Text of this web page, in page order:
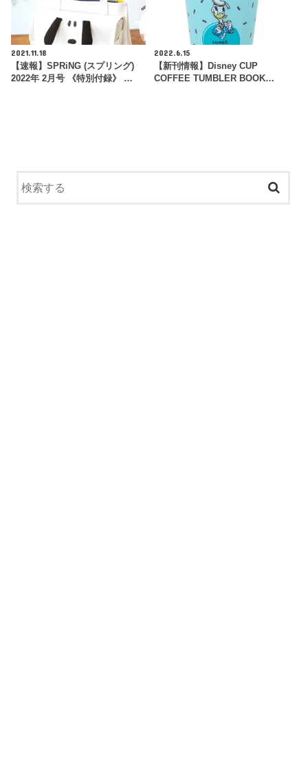
2021.11.18
【速報】SPRiNG (スプリング)
2022年 2月号 《特別付録》 …
2022.6.15
【新刊情報】Disney CUP
COFFEE TUMBLER BOOK…